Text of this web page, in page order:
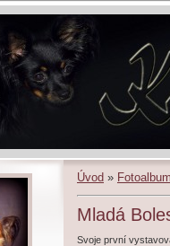
Úvod » Fotoalbum
Mladá
Svoje první